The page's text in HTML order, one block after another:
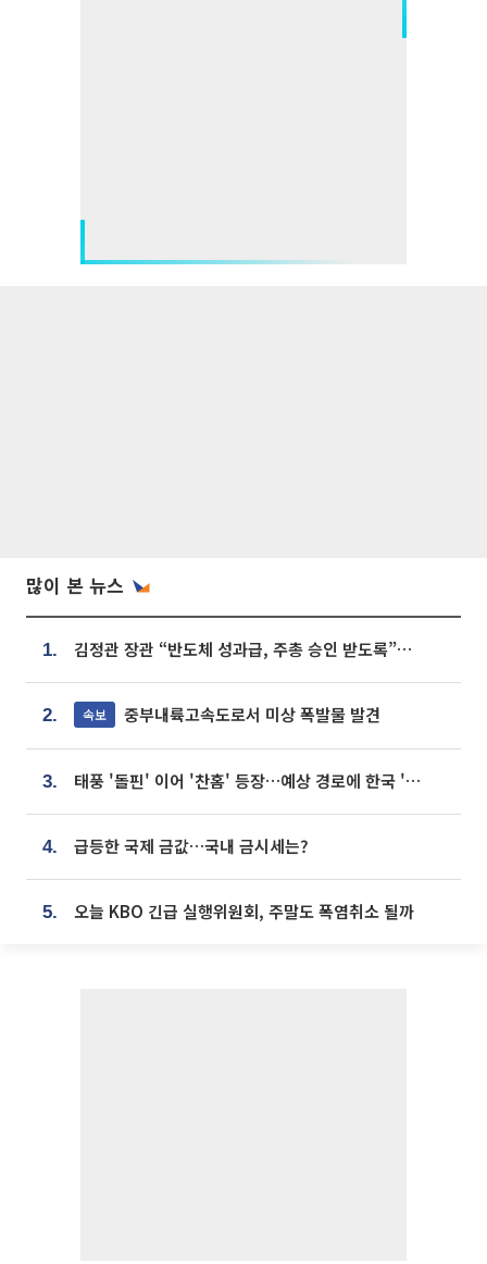
많이 본 뉴스
1. 김정관 장관 “반도체 성과급, 주총 승인 받도록”…상법·자본시장법 개정 시사
2. 속보 중부내륙고속도로서 미상 폭발물 발견
3. 태풍 '돌핀' 이어 '찬홈' 등장…예상 경로에 한국 '한숨'
4. 급등한 국제 금값…국내 금시세는?
5. 오늘 KBO 긴급 실행위원회, 주말도 폭염취소 될까